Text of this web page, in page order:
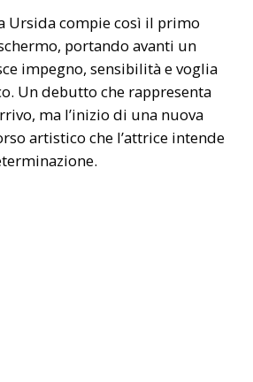
Ursida compie così il primo
portando avanti un
impegno, sensibilità e voglia
Un debutto che rappresenta
ma l’inizio di una nuova
artistico che l’attrice intende